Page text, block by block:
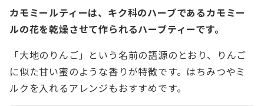
カモミールティーは、キク科のハーブであるカモミー
ルの花を乾燥させて作られるハーブティーです。
「大地のりんご」という名前の語源のとおり、りんご
に似た甘い蜜のような香りが特徴です。はちみつやミ
ルクを入れるアレンジもおすすめです。